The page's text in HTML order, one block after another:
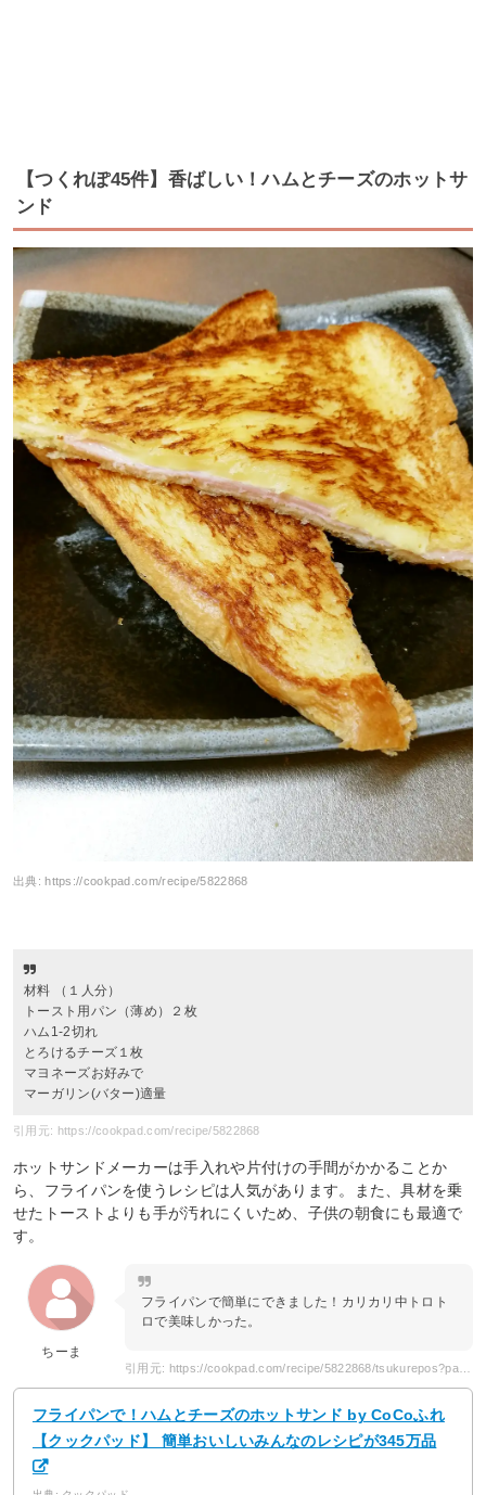
【つくれぽ45件】香ばしい！ハムとチーズのホットサ
ンド
出典:https://cookpad.com/recipe/5822868
材料 （１人分）
トースト用パン（薄め）２枚
ハム1-2切れ
とろけるチーズ１枚
マヨネーズお好みで
マーガリン(バター)適量
引用元: https://cookpad.com/recipe/5822868
ホットサンドメーカーは手入れや片付けの手間がかかることか
ら、フライパンを使うレシピは人気があります。また、具材を乗
せたトーストよりも手が汚れにくいため、子供の朝食にも最適で
す。
ちーま
フライパンで簡単にできました！カリカリ中トロト
ロで美味しかった。
引用元: https://cookpad.com/recipe/5822868/tsukurepos?page=2
フライパンで！ハムとチーズのホットサンド by CoCoふれ
【クックパッド】 簡単おいしいみんなのレシピが345万品